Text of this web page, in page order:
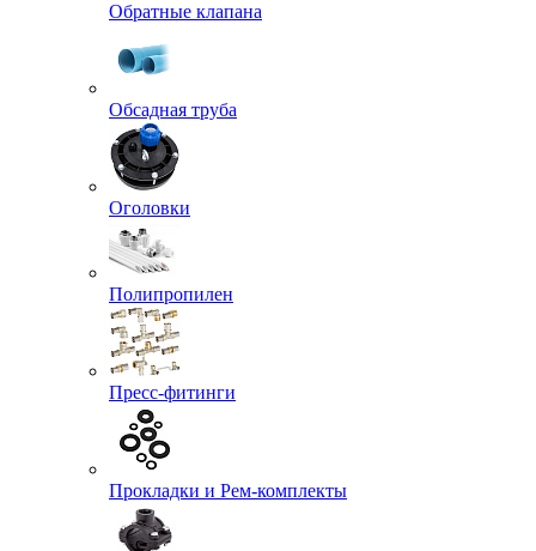
Обратные клапана
Обсадная труба
Оголовки
Полипропилен
Пресс-фитинги
Прокладки и Рем-комплекты